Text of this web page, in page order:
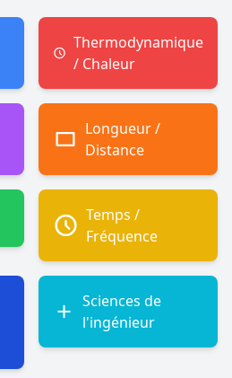
Thermodynamique
/ Chaleur
Longueur /
Distance
Temps /
Fréquence
Sciences de
l'ingénieur